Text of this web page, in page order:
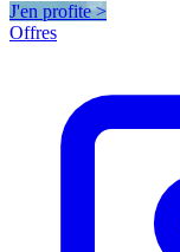
J'en profite >
Offres